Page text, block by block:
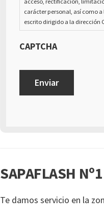
carácter personal, así como
escrito dirigido a la dirección
CAPTCHA
SAPAFLASH
Te damos servicio en la